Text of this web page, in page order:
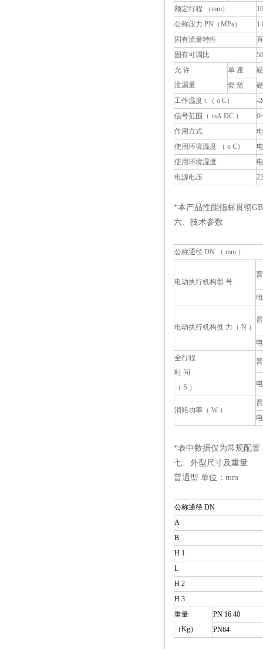
额定行程 （mm）
16
公称压力 PN（MPa）
固有流量特性
固有可调比
50
允 许
泄漏量
单 座
套 筒
工作温度 t （ o C）
-
信号范围（ mA.DC ）
作用方式
使用环境温度 （ o C）
使用环境湿度
电源电压
*本产品性能指标贯彻
六、技术参数
公称通径 DN （ mm ）
电动执行机构型 号
电动执行机构推 力（ N ）
全行程
时 间
（ S ）
消耗功率（ W ）
*表中数据仅为常规配
七、外型尺寸及重量
普通型 单位：mm
公称通径 DN
A
B
H 1
L
H 2
H 3
重量
（Kg）
PN 16 40
PN64